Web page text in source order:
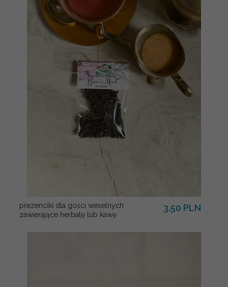
prezenciki dla gości weselnych
zawierające herbatę lub kawę
3.50 PLN